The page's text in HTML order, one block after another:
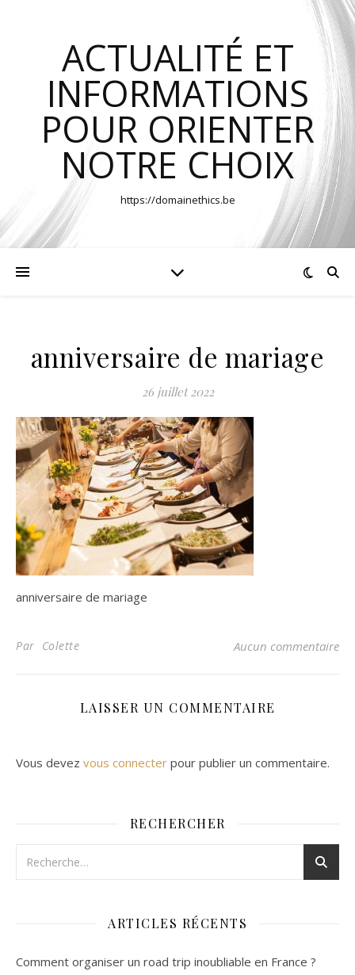
ACTUALITÉ ET
INFORMATIONS
POUR ORIENTER
NOTRE CHOIX
https://domainethics.be
anniversaire de mariage
26 juillet 2022
anniversaire de mariage
Par Colette Aucun commentaire
LAISSER UN COMMENTAIRE
Vous devez vous connecter pour publier un commentaire.
RECHERCHER
ARTICLES RÉCENTS
Comment organiser un road trip inoubliable en France ?